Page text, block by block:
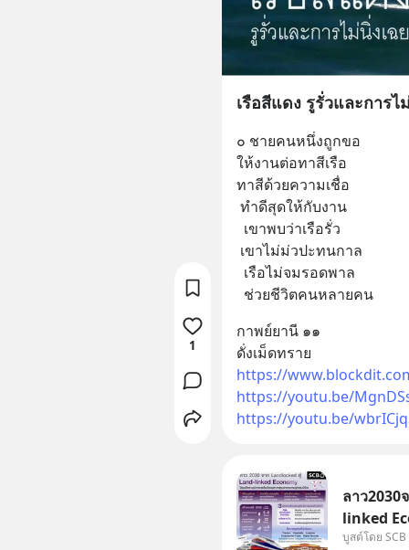
เรือสีแดง รูรั่วและการไ
๐ ชายคนหนึ่งถูกขอ
ให้งานต่อทาสีเรือ
ทาสีด้วยความเชื่อ
ทำดีสุดให้กับงาน
  เขาพบว่าเรือรั่ว
เขาไม่ม่วปะทนกาล
  เรือไม่จมรอดพาล
  ช่วยชีวิตคนหลายคน
กาพย์ยานี ๑๑
ดั่งเม็ดทราย
https://
https://youtu.be/
https://youtu.be/
1
ลาว2030
linked
บทบาทจา
บูสต์โดย